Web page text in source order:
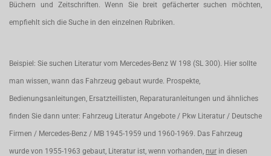
Büchern und Zeitschriften. Wenn Sie breit gefächerter suchen möchten,
empfiehlt sich die Suche in den einzelnen Rubriken.
Beispiel: Sie suchen Literatur vom Mercedes-Benz W 198 (SL 300). Hier sollte
man wissen, wann das Fahrzeug gebaut wurde. Prospekte,
Bedienungsanleitungen, Ersatzteillisten, Reparaturanleitungen und ähnliches
finden Sie dann unter: Fahrzeug Literatur Angebote / Pkw Literatur / Deutsche
Firmen / Mercedes-Benz / MB 1945-1959 und 1960-1969. Das Fahrzeug
wurde von 1955-1963 gebaut, Literatur ist, wenn vorhanden, nur in diesen